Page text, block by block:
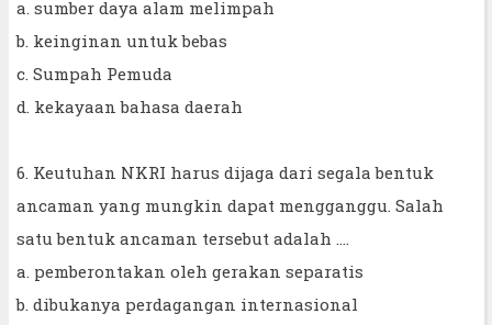
a. sumber daya alam melimpah
b. keinginan untuk bebas
c. Sumpah Pemuda
d. kekayaan bahasa daerah
6. Keutuhan NKRI harus dijaga dari segala bentuk
ancaman yang mungkin dapat mengganggu. Salah
satu bentuk ancaman tersebut adalah ....
a. pemberontakan oleh gerakan separatis
b. dibukanya perdagangan internasional